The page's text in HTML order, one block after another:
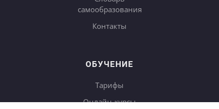
самообразования
Контакты
ОБУЧЕНИЕ
Тарифы
Онлайн-курсы